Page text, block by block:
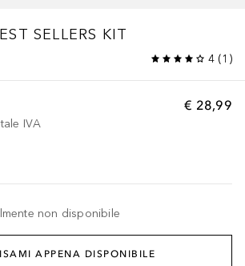
SELLERS KIT
4 (1 )
€ 28,99
IVA
non disponibile
APPENA DISPONIBILE